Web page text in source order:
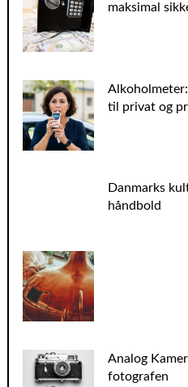
maksimal
til privat og
Danmarks
håndbold
Analog
fotografen